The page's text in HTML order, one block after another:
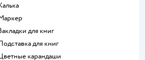
Калька
Маркер
Закладки для книг
Подставка для книг
Цветные карандаши